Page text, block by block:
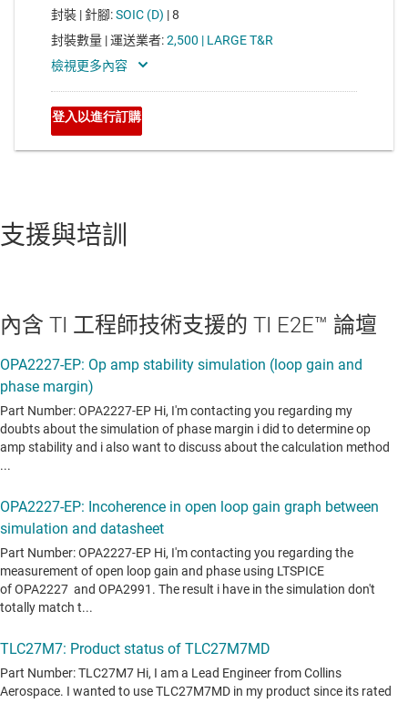
支援與培訓
內含 TI 工程師技術支援的 TI E2E™ 論壇